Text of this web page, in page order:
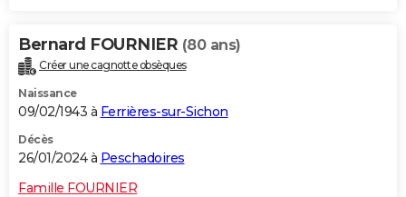
Bernard FOURNIER (80 ans)
Créer une cagnotte obsèques
Naissance
09/02/1943 à Ferrières-sur-Sichon
Décès
26/01/2024 à Peschadoires
Famille FOURNIER